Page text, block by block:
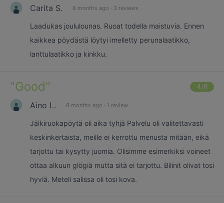
Carita S. 8 months ago · 3 reviews
Laadukas joululounas. Ruoat todella maistuvia. Ennen
kaikkea pöydästä löytyi imelletty perunalaatikko,
lanttulaatikko ja kinkku.
"Good" 4/6
Aino L. 8 months ago · 1 review
Jälkiruokapöytä oli aika tyhjä Palvelu oli valitettavasti
keskinkertaista, meille ei kerrottu menusta mitään, eikä
tarjottu tai kysytty juomia. Olisimme esimerkiksi voineet
ottaa alkuun glögiä mutta sitä ei tarjottu. Bilinit olivat tosi
hyviä. Meteli salissa oli tosi kova.